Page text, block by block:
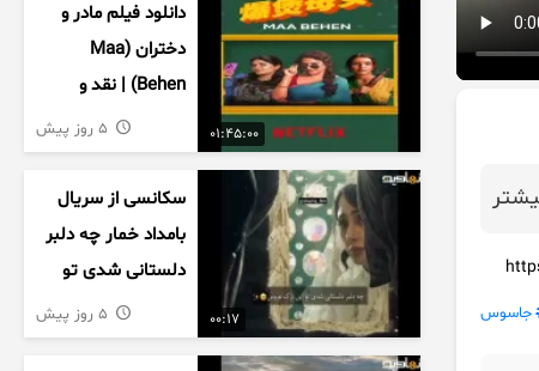
جاسوس
01:45:00
دانلود فیلم مادر و
دختران (Maa
Behen) | نقد و
بررسی درام خانوادگی
هندی
00:17
سکانسی از سریال
بامداد خمار چه دلبر
دلستانی شدی تو
این بزک عروس..